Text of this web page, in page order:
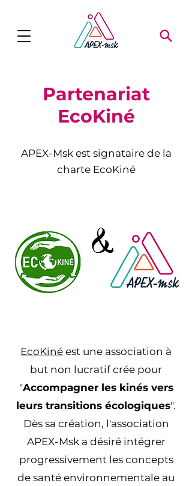
Partenariat
EcoKiné
APEX-Msk est signataire de la
charte EcoKiné
EcoKiné est une association à
but non lucratif crée pour
"Accompagner les kinés vers
leurs transitions écologiques".
Dès sa création, l'association
APEX-Msk a désiré intégrer
progressivement les concepts
de santé environnementale au